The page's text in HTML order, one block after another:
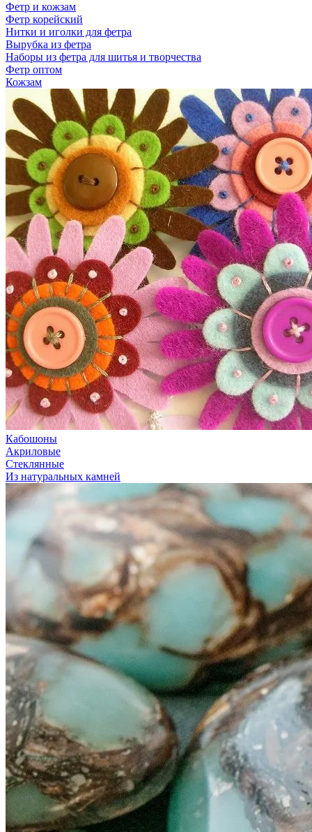
Фетр и кожзам
Фетр корейский
Нитки и иголки для фетра
Вырубка из фетра
Наборы из фетра для шитья и творчества
Фетр оптом
Кожзам
Кабошоны
Акриловые
Стеклянные
Из натуральных камней